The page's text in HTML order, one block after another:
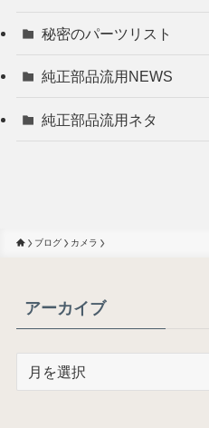
秘密のパーツリスト
純正部品流用NEWS
純正部品流用ネタ
ブログ カメラ
アーカイブ